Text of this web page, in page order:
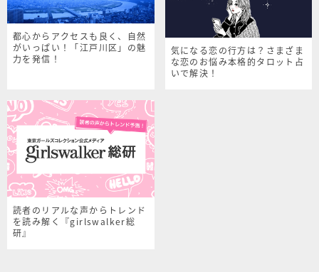
都心からアクセスも良く、自然
がいっぱい！「江戸川区」の魅
力を発信！
気になる恋の行方は？さまざま
な恋のお悩み本格的タロット占
いで解決！
読者のリアルな声からトレンド
を読み解く『girlswalker総
研』